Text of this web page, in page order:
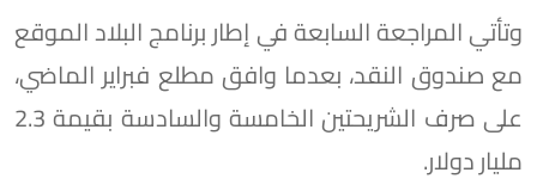
وتأتي المراجعة السابعة في إطار برنامج البلاد الموقع
مع صندوق النقد، بعدما وافق مطلع فبراير الماضي،
على صرف الشريحتين الخامسة والسادسة بقيمة 2.3
مليار دولار.